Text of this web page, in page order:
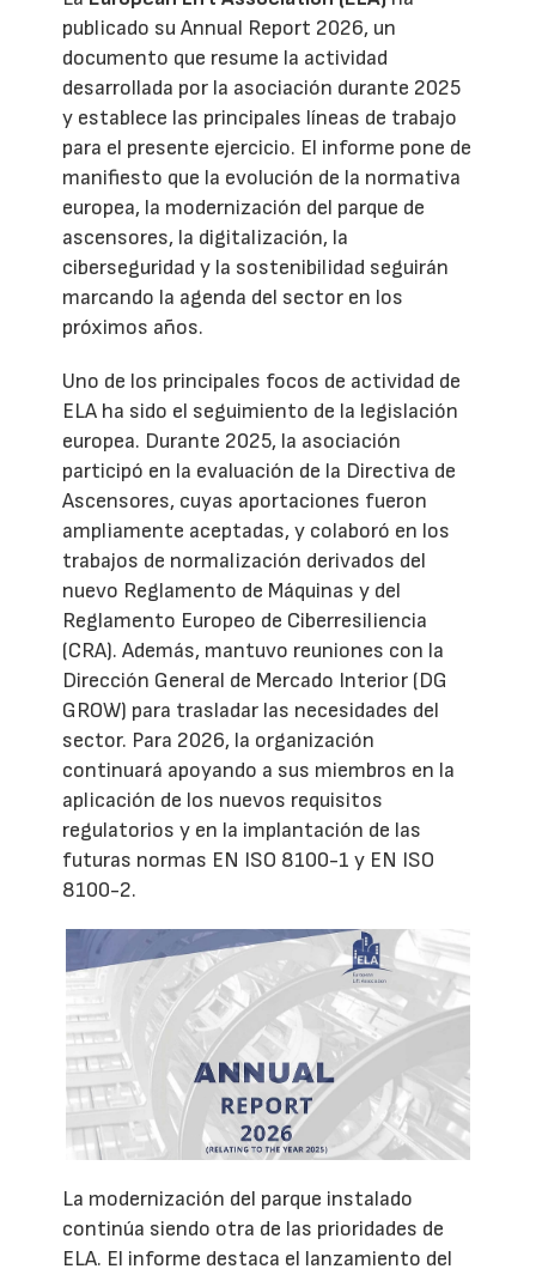
publicado su Annual Report 2026, un
documento que resume la actividad
desarrollada por la asociación durante 2025
y establece las principales líneas de trabajo
para el presente ejercicio. El informe pone de
manifiesto que la evolución de la normativa
europea, la modernización del parque de
ascensores, la digitalización, la
ciberseguridad y la sostenibilidad seguirán
marcando la agenda del sector en los
próximos años.
Uno de los principales focos de actividad de
ELA ha sido el seguimiento de la legislación
europea. Durante 2025, la asociación
participó en la evaluación de la Directiva de
Ascensores, cuyas aportaciones fueron
ampliamente aceptadas, y colaboró en los
trabajos de normalización derivados del
nuevo Reglamento de Máquinas y del
Reglamento Europeo de Ciberresiliencia
(CRA). Además, mantuvo reuniones con la
Dirección General de Mercado Interior (DG
GROW) para trasladar las necesidades del
sector. Para 2026, la organización
continuará apoyando a sus miembros en la
aplicación de los nuevos requisitos
regulatorios y en la implantación de las
futuras normas EN ISO 8100-1 y EN ISO
8100-2.
La modernización del parque instalado
continúa siendo otra de las prioridades de
ELA. El informe destaca el lanzamiento del